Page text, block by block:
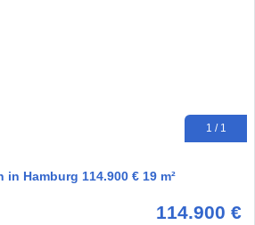
1 / 1
Hamburg 114.900 € 19 m²
114.900 €